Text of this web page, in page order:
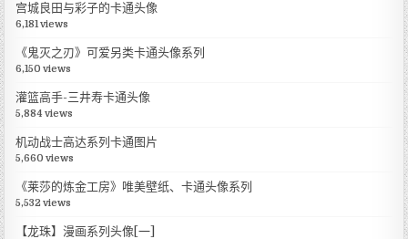
宫城良田与彩子的卡通头像
6,181 views
《鬼灭之刃》可爱另类卡通头像系列
6,150 views
灌篮高手-三井寿卡通头像
5,884 views
机动战士高达系列卡通图片
5,660 views
《莱莎的炼金工房》唯美壁纸、卡通头像系列
5,532 views
【龙珠】漫画系列头像[一]